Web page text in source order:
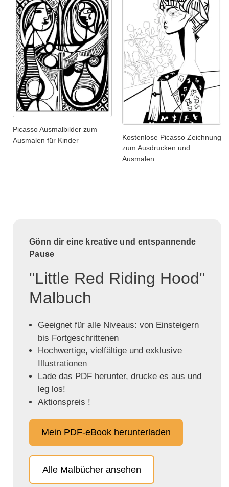
Picasso Ausmalbilder zum
Ausmalen für Kinder
Kostenlose Picasso Zeichnung
zum Ausdrucken und
Ausmalen
Gönn dir eine kreative und entspannende
Pause
"Little Red Riding Hood"
Malbuch
Geeignet für alle Niveaus: von Einsteigern
bis Fortgeschrittenen
Hochwertige, vielfältige und exklusive
Illustrationen
Lade das PDF herunter, drucke es aus und
leg los!
Aktionspreis !
Mein PDF-eBook herunterladen
Alle Malbücher ansehen